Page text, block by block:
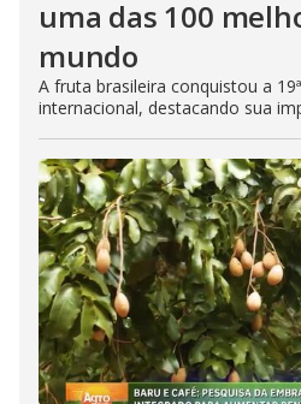
uma das 100
mundo
A fruta brasileira conquistou a
internacional, destacando sua